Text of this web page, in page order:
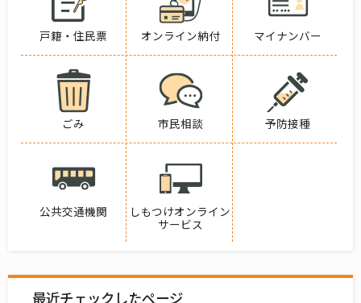
戸籍・住民票 オンライン納付 マイナンバー
ごみ 市民相談 予防接種
公共交通機関
しもつけオンライン
サービス
最近チェックしたページ